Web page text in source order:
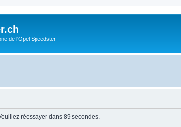
de l'Opel Speedster
réessayer dans 89 secondes.